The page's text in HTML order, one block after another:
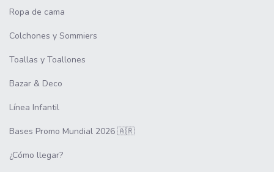
Ropa de cama
Colchones y Sommiers
Toallas y Toallones
Bazar & Deco
Línea Infantil
Bases Promo Mundial 2026 🇦🇷
¿Cómo llegar?